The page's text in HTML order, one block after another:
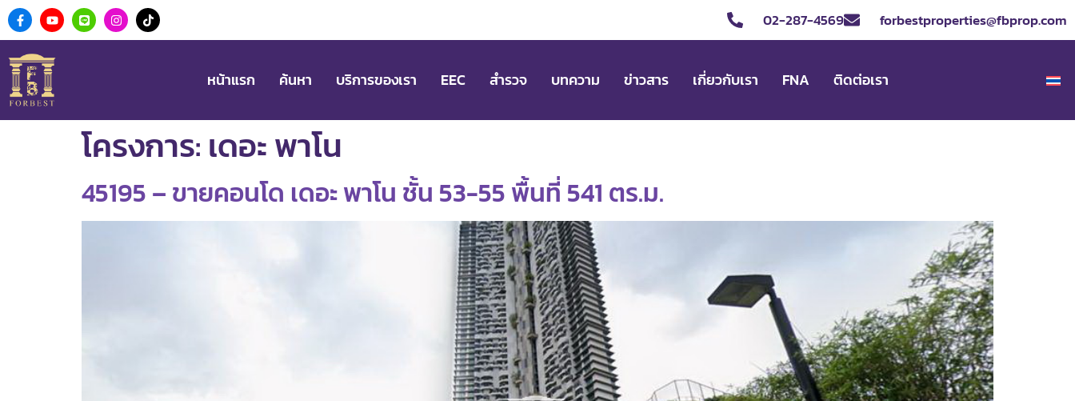
02-287-4569 forbestproperties@fbprop.com
หน้าแรก ค้นหา บริการของเรา EEC สำรวจ บทความ ข่าวสาร เกี่ยวกับเรา FNA ติดต่อเรา
โครงการ: เดอะ พาโน
45195 – ขายคอนโด เดอะ พาโน ชั้น 53-55 พื้นที่ 541 ตร.ม.